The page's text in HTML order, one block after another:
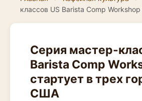
классов US Barista Comp
Серия мастер-
Barista Comp
стартует в трех
США